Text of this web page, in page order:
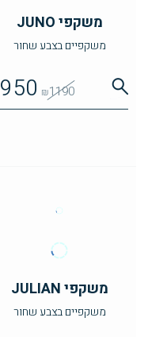
משקפי JUNO
משקפיים בצבע שחור
₪1190
950
משקפי JULIAN
משקפיים בצבע שחור